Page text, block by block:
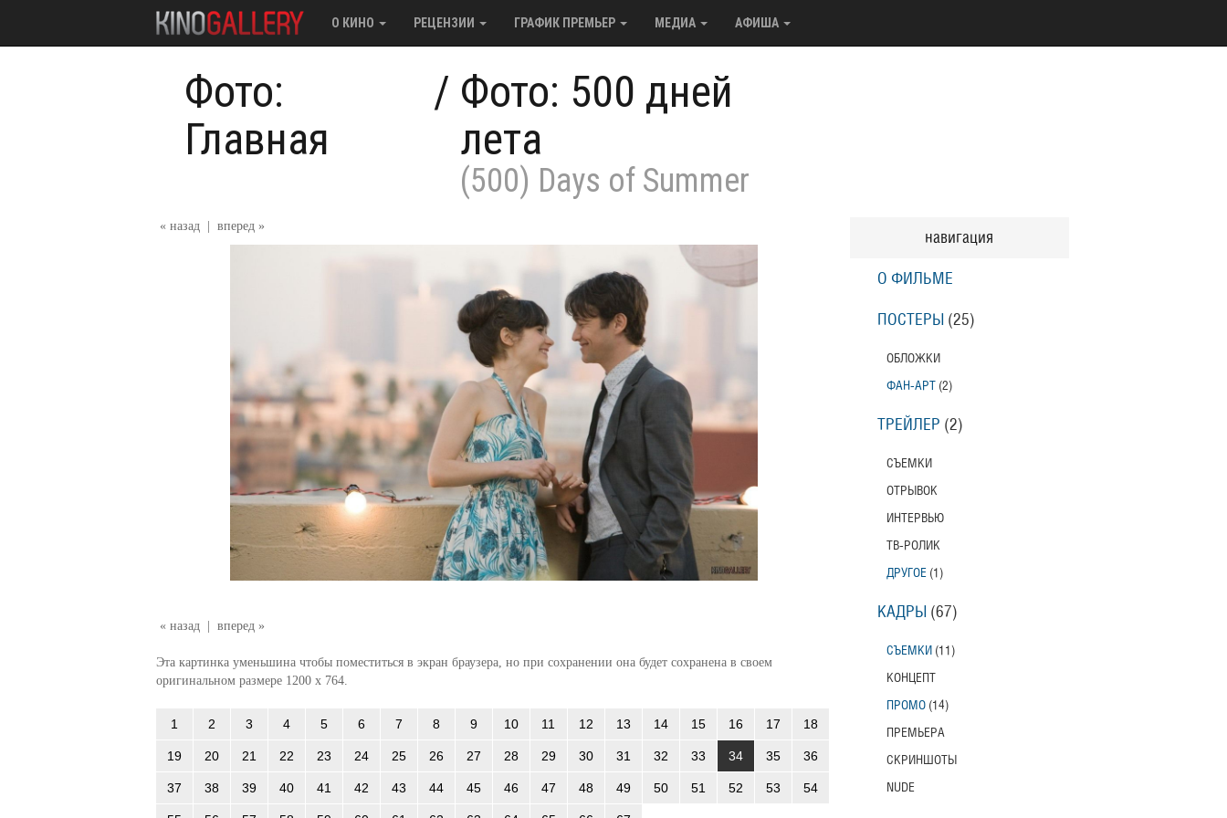
О КИНО РЕЦЕНЗИИ ГРАФИК ПРЕМЬЕР МЕДИА АФИША
Фото:
Главная
/ Фото: 500 дней
лета
(500) Days of Summer
« назад вперед »
« назад вперед »
Эта картинка уменьшина чтобы поместиться в экран браузера, но при сохранении она будет сохранена в своем
оригинальном размере 1200 x 764.
1 2 3 4 5 6 7 8 9 10 11 12 13 14 15 16 17 18
19 20 21 22 23 24 25 26 27 28 29 30 31 32 33 34 35 36
37 38 39 40 41 42 43 44 45 46 47 48 49 50 51 52 53 54
навигация
О ФИЛЬМЕ
ПОСТЕРЫ (25)
ОБЛОЖКИ
ФАН-АРТ (2)
ТРЕЙЛЕР (2)
СЪЕМКИ
ОТРЫВОК
ИНТЕРВЬЮ
ТВ-РОЛИК
ДРУГОЕ (1)
КАДРЫ (67)
СЪЕМКИ (11)
КОНЦЕПТ
ПРОМО (14)
ПРЕМЬЕРА
СКРИНШОТЫ
NUDE